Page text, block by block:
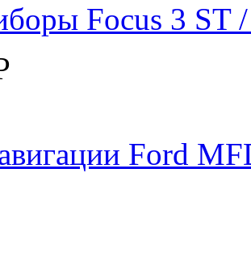
Focus 3 ST
Ford